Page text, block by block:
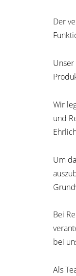
Der
Wir
und
Um
Bei
bei
Als